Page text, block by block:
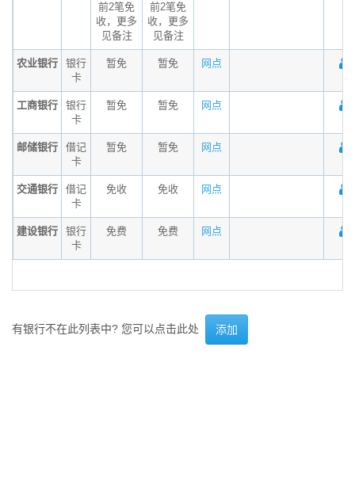
前2笔免
收，更多
见备注
前2笔免
收，更多
见备注
农业银行
银行
卡
暂免 暂免 网点
工商银行
银行
卡
暂免 暂免 网点
邮储银行
借记
卡
暂免 暂免 网点
交通银行
借记
卡
免收 免收 网点
建设银行
银行
卡
免费 免费 网点
有银行不在此列表中? 您可以点击此处 添加